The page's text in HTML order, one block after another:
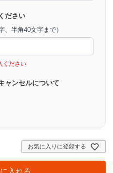
ださい
、半角40文字まで）
ください
ャンセルについて
お気に入りに登録する